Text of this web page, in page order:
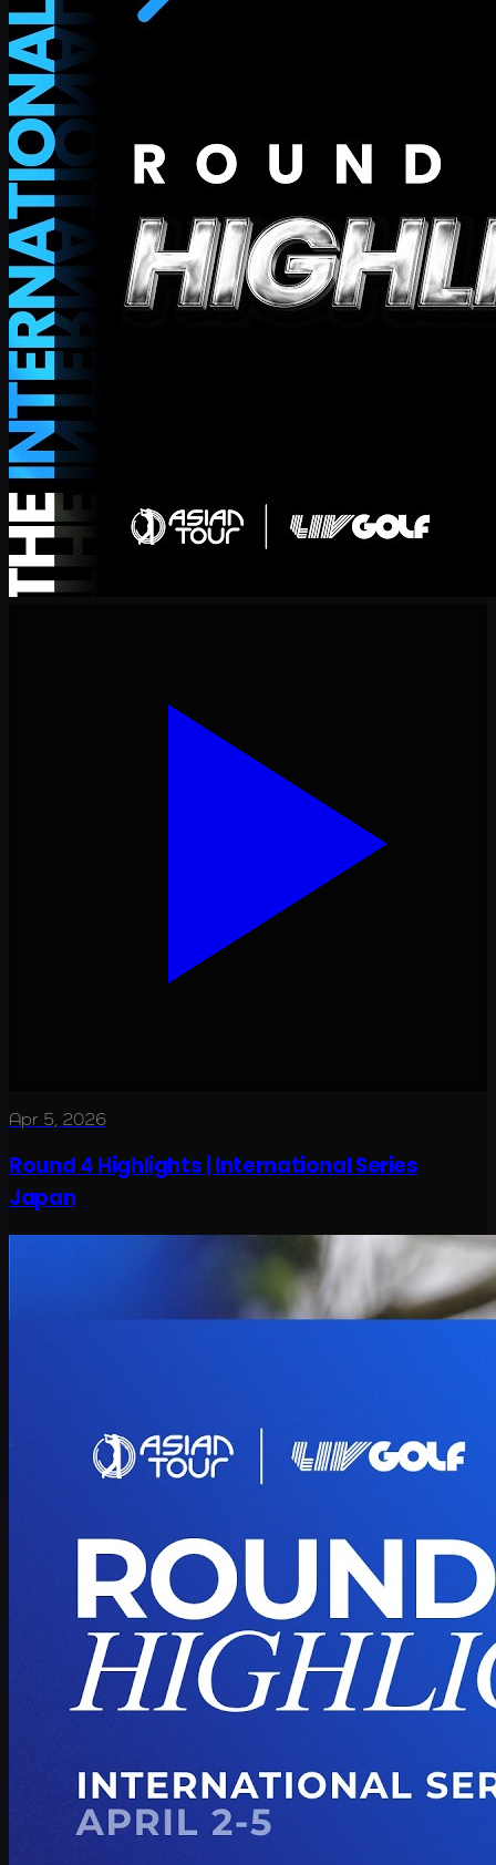
Apr 5, 2026
Round 4 Highlights | International Series
Japan